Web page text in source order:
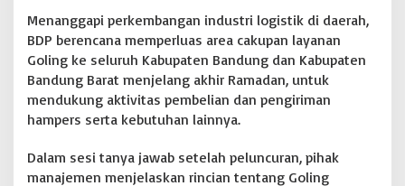
Menanggapi perkembangan industri logistik di daerah,
BDP berencana memperluas area cakupan layanan
Goling ke seluruh Kabupaten Bandung dan Kabupaten
Bandung Barat menjelang akhir Ramadan, untuk
mendukung aktivitas pembelian dan pengiriman
hampers serta kebutuhan lainnya.
Dalam sesi tanya jawab setelah peluncuran, pihak
manajemen menjelaskan rincian tentang Goling